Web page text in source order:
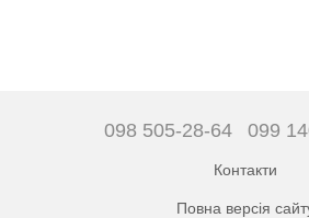
098 505-28-64 099
Контакти
Повна версія